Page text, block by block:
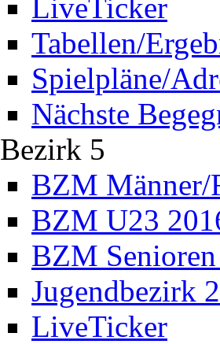
LiveTicker
Tabellen/
Spielpläne/
Nächste
Bezirk 5
BZM Männer/
BZM U23
BZM
Jugendbezirk
LiveTicker